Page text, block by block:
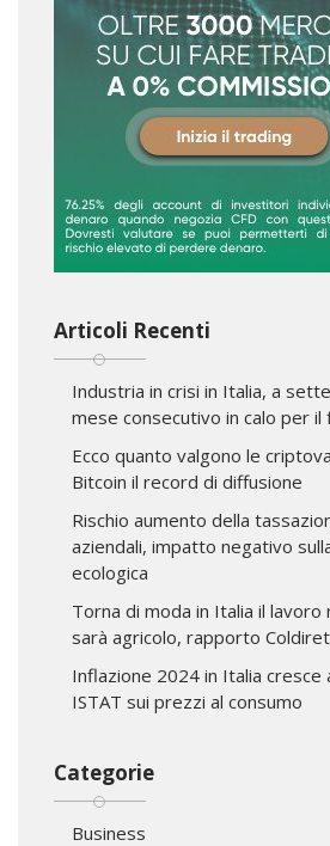
Articoli Recenti
Industria in crisi in Italia, a
mese consecutivo in calo per
Ecco quanto valgono le
Bitcoin il record di diffusione
Rischio aumento della
aziendali, impatto negativo
ecologica
Torna di moda in Italia il lavoro
sarà agricolo, rapporto
Inflazione 2024 in Italia cresce
ISTAT sui prezzi al consumo
Categorie
Business